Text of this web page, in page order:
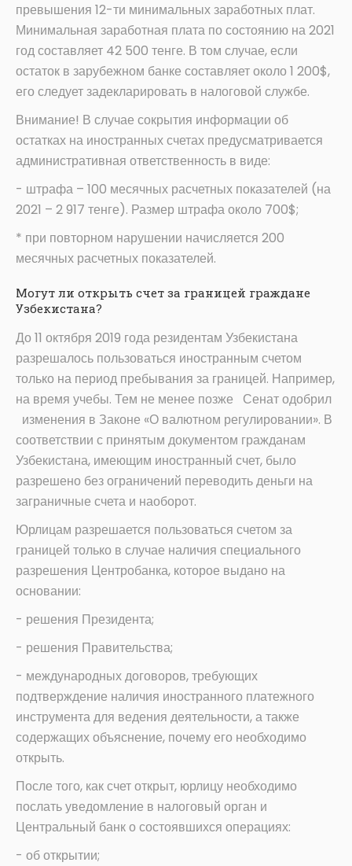
превышения 12-ти минимальных заработных плат.
Минимальная заработная плата по состоянию на 2021
год составляет 42 500 тенге. В том случае, если
остаток в зарубежном банке составляет около 1 200$,
его следует задекларировать в налоговой службе.
Внимание! В случае сокрытия информации об
остатках на иностранных счетах предусматривается
административная ответственность в виде:
- штрафа – 100 месячных расчетных показателей (на
2021 – 2 917 тенге). Размер штрафа около 700$;
* при повторном нарушении начисляется 200
месячных расчетных показателей.
Могут ли открыть счет за границей граждане
Узбекистана?
До 11 октября 2019 года резидентам Узбекистана
разрешалось пользоваться иностранным счетом
только на период пребывания за границей. Например,
на время учебы. Тем не менее позже Сенат одобрил
изменения в Законе «О валютном регулировании». В
соответствии с принятым документом гражданам
Узбекистана, имеющим иностранный счет, было
разрешено без ограничений переводить деньги на
заграничные счета и наоборот.
Юрлицам разрешается пользоваться счетом за
границей только в случае наличия специального
разрешения Центробанка, которое выдано на
основании:
- решения Президента;
- решения Правительства;
- международных договоров, требующих
подтверждение наличия иностранного платежного
инструмента для ведения деятельности, а также
содержащих объяснение, почему его необходимо
открыть.
После того, как счет открыт, юрлицу необходимо
послать уведомление в налоговый орган и
Центральный банк о состоявшихся операциях:
- об открытии;